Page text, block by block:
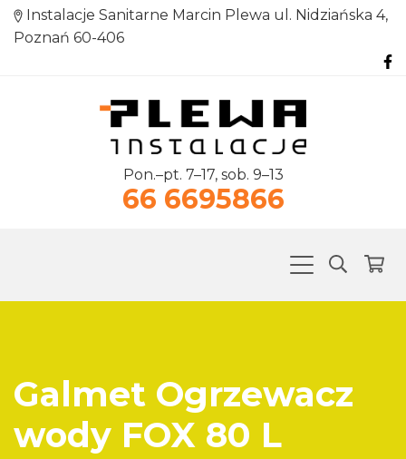
Instalacje Sanitarne Marcin Plewa ul. Nidziańska 4,
Poznań 60-406
Pon.–pt. 7–17, sob. 9–13
66 6695866
Galmet Ogrzewacz
wody FOX 80 L